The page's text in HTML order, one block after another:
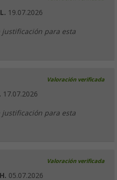
19.07.2026
para esta
Valoración verificada
17.07.2026
para esta
Valoración verificada
05.07.2026